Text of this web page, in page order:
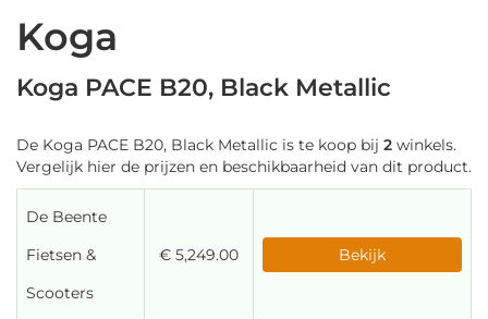
Koga
Koga PACE B20, Black Metallic
De Koga PACE B20, Black Metallic is te koop bij 2 winkels.
Vergelijk hier de prijzen en beschikbaarheid van dit product.
De Beente
Fietsen &
Scooters
€ 5,249.00 Bekijk